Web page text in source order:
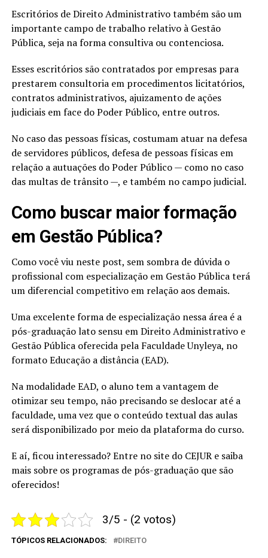
Escritórios de Direito Administrativo também são um
importante campo de trabalho relativo à Gestão
Pública, seja na forma consultiva ou contenciosa.
Esses escritórios são contratados por empresas para
prestarem consultoria em procedimentos licitatórios,
contratos administrativos, ajuizamento de ações
judiciais em face do Poder Público, entre outros.
No caso das pessoas físicas, costumam atuar na defesa
de servidores públicos, defesa de pessoas físicas em
relação a autuações do Poder Público — como no caso
das multas de trânsito —, e também no campo judicial.
Como buscar maior formação
em Gestão Pública?
Como você viu neste post, sem sombra de dúvida o
profissional com especialização em Gestão Pública terá
um diferencial competitivo em relação aos demais.
Uma excelente forma de especialização nessa área é a
pós-graduação lato sensu em Direito Administrativo e
Gestão Pública oferecida pela Faculdade Unyleya, no
formato Educação a distância (EAD).
Na modalidade EAD, o aluno tem a vantagem de
otimizar seu tempo, não precisando se deslocar até a
faculdade, uma vez que o conteúdo textual das aulas
será disponibilizado por meio da plataforma do curso.
E aí, ficou interessado? Entre no site do CEJUR e saiba
mais sobre os programas de pós-graduação que são
oferecidos!
3/5 - (2 votos)
TÓPICOS RELACIONADOS: DIREITO